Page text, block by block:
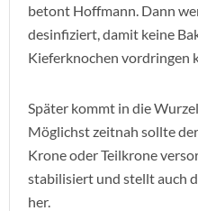
betont Hoffmann. Dann
desinfiziert, damit keine
Kieferknochen vordringen
Später kommt in die
Möglichst zeitnah sollte
Krone oder Teilkrone
stabilisiert und stellt auch
her.